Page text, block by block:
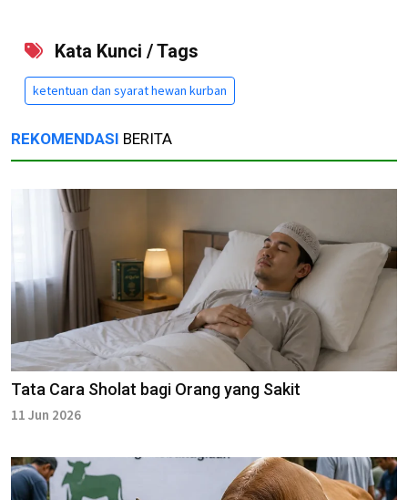
Kata Kunci / Tags
ketentuan dan syarat hewan kurban
REKOMENDASI BERITA
Tata Cara Sholat bagi Orang yang Sakit
11 Jun 2026